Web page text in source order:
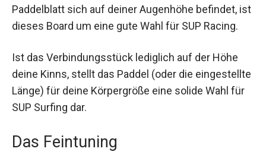
Paddelblatt sich auf deiner Augenhöhe befindet, ist
dieses Board um eine gute Wahl für SUP Racing.
Ist das Verbindungsstück lediglich auf der Höhe
deine Kinns, stellt das Paddel (oder die eingestellte
Länge) für deine Körpergröße eine solide Wahl für
SUP Surfing dar.
Das Feintuning